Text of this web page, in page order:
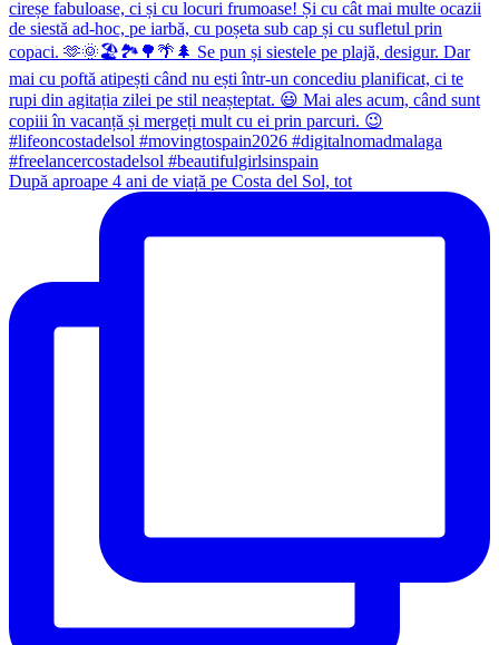
După aproape 4 ani de viață pe Costa del Sol, tot